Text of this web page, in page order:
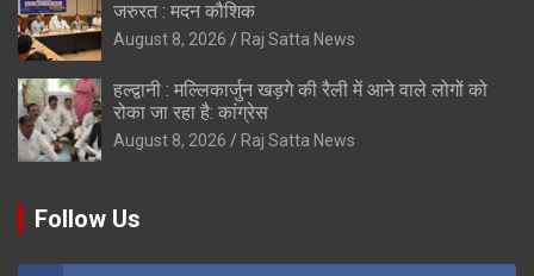
जरुरत : मदन कौशिक
August 8, 2026 Raj Satta News
हल्द्वानी : मल्लिकार्जुन खड़गे की रैली में आने वाले लोगों को
रोका जा रहा है: कांग्रेस
August 8, 2026 Raj Satta News
Follow Us